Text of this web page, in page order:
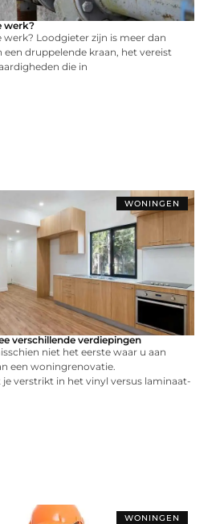
werk?
Loodgieter zijn is meer dan
een druppelende kraan, het vereist
die in
WONINGEN
verschillende verdiepingen
niet het eerste waar u aan
een woningrenovatie.
verstrikt in het vinyl versus laminaat-
WONINGEN